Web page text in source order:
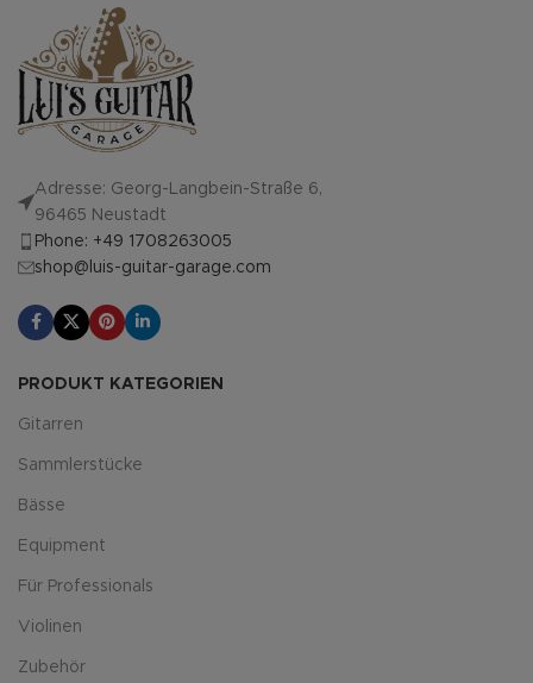
Adresse: Georg-Langbein-Straße 6,
96465 Neustadt
Phone: +49 1708263005
shop@luis-guitar-garage.com
PRODUKT KATEGORIEN
Gitarren
Sammlerstücke
Bässe
Equipment
Für Professionals
Violinen
Zubehör